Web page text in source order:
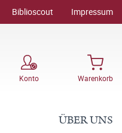
Biblioscout Impressum
Konto Warenkorb
ÜBER UNS